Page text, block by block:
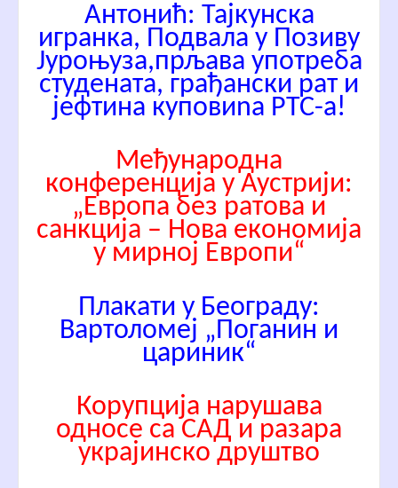
Антонић: Тајкунска
игранка, Подвала у Позиву
Јуроњуза,прљава употреба
студената, грађански рат и
јефтина куповиnа РТС-а!
Међународна
конференција у Аустрији:
„Европа без ратова и
санкција – Нова економија
у мирној Европи“
Плакати у Београду:
Вартоломеј „Поганин и
цариник“
Корупција нарушава
односе са САД и разара
украјинско друштво